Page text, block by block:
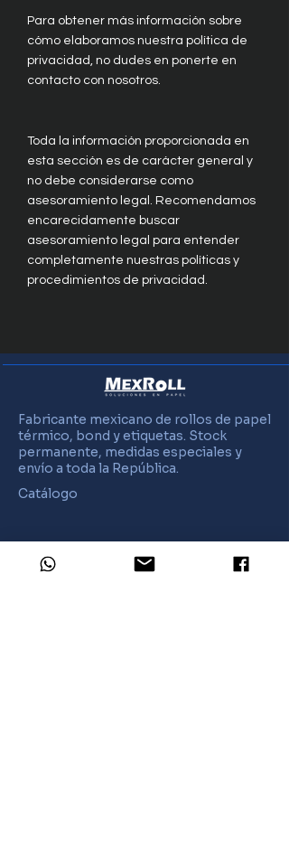
Para obtener más información sobre
cómo elaboramos nuestra política de
privacidad, no dudes en ponerte en
contacto con nosotros.
Toda la información proporcionada en
esta sección es de carácter general y
no debe considerarse como
asesoramiento legal. Recomendamos
encarecidamente buscar
asesoramiento legal para entender
completamente nuestras políticas y
procedimientos de privacidad.
Fabricante mexicano de rollos de papel
térmico, bond y etiquetas. Stock
permanente, medidas especiales y
envío a toda la República.
Catálogo
Empresa
Por qué MexRoll